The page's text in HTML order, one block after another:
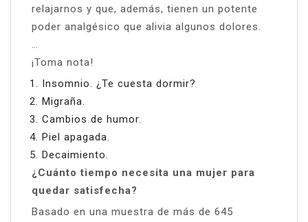
relajarnos y que, además, tienen un potente
poder analgésico que alivia algunos dolores.
¡Toma nota!
Insomnio. ¿Te cuesta dormir?
Migraña.
Cambios de humor.
Piel apagada.
Decaimiento.
¿Cuánto tiempo necesita una mujer para
quedar satisfecha?
Basado en una muestra de más de 645